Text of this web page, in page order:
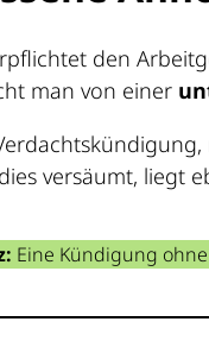
den
man von einer
versäumt, liegt
Eine Kündigung